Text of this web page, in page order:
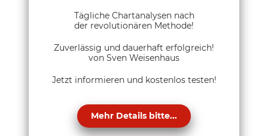
Tägliche Chartanalysen nach
der revolutionären Methode!
Zuverlässig und dauerhaft erfolgreich!
von Sven Weisenhaus
Jetzt informieren und kostenlos testen!
Mehr Details bitte...